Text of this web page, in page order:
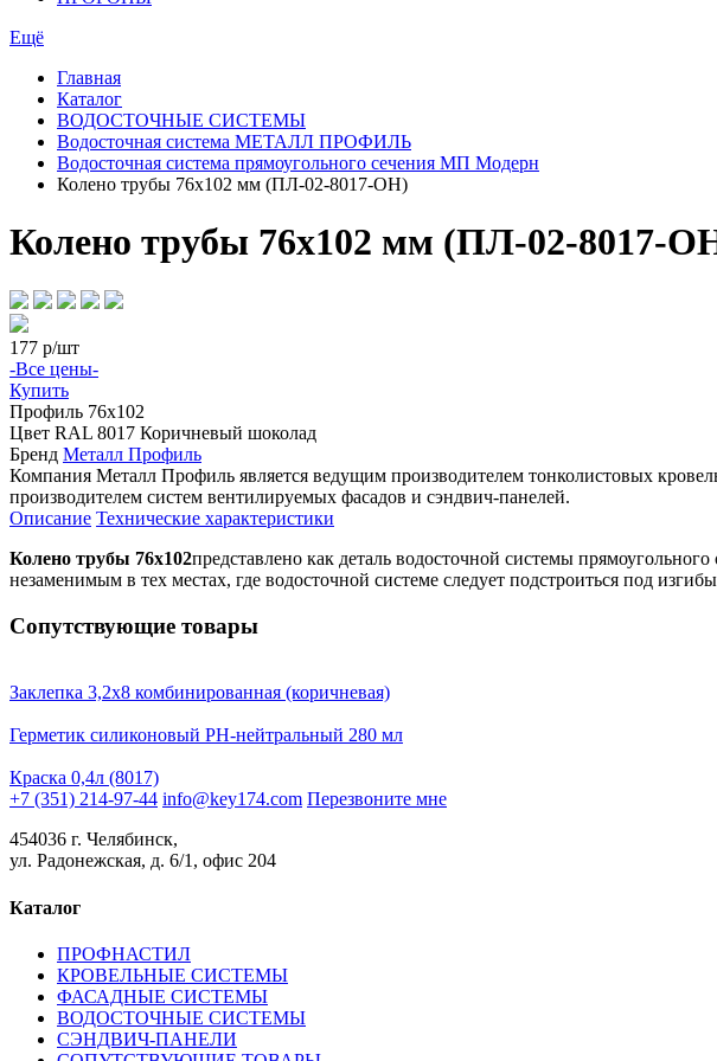
Ещё
Главная
Каталог
ВОДОСТОЧНЫЕ СИСТЕМЫ
Водосточная система МЕТАЛЛ ПРОФИЛЬ
Водосточная система прямоугольного сечения МП Модерн
Колено трубы 76х102 мм (ПЛ-02-8017-ОН)
Колено трубы 76х102 мм (ПЛ-02-8017-
177 р/шт
-Все цены-
Купить
Профиль 76х102
Цвет RAL 8017 Коричневый шоколад
Бренд Металл Профиль
Компания Металл Профиль является ведущим производителем тонколистовых
производителем систем вентилируемых фасадов и сэндвич-панелей.
Описание Технические характеристики
Колено трубы 76х102представлено как деталь водосточной системы
незаменимым в тех местах, где водосточной системе следует подстроиться под
Сопутствующие товары
Заклепка 3,2х8 комбинированная (коричневая)
Герметик силиконовый PH-нейтральный 280 мл
Краска 0,4л (8017)
+7 (351) 214-97-44 info@key174.com Перезвоните мне
454036 г. Челябинск,
ул. Радонежская, д. 6/1, офис 204
Каталог
ПРОФНАСТИЛ
КРОВЕЛЬНЫЕ СИСТЕМЫ
ФАСАДНЫЕ СИСТЕМЫ
ВОДОСТОЧНЫЕ СИСТЕМЫ
СЭНДВИЧ-ПАНЕЛИ